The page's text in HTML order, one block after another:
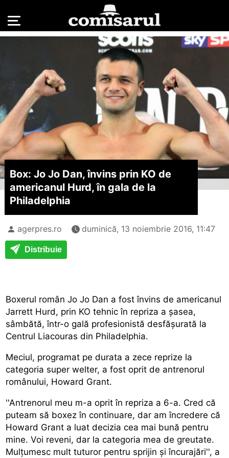
Box: Jo Jo Dan, învins prin KO de
americanul Hurd, în gala de la
Philadelphia
agerpres.ro duminică, 13 noiembrie 2016, 11:47
Distribuie
Boxerul român Jo Jo Dan a fost învins de americanul
Jarrett Hurd, prin KO tehnic în repriza a șasea,
sâmbătă, într-o gală profesionistă desfășurată la
Centrul Liacouras din Philadelphia.
Meciul, programat pe durata a zece reprize la
categoria super welter, a fost oprit de antrenorul
românului, Howard Grant.
''Antrenorul meu m-a oprit în repriza a 6-a. Cred că
puteam să boxez în continuare, dar am încredere că
Howard Grant a luat decizia cea mai bună pentru
mine. Voi reveni, dar la categoria mea de greutate.
Mulțumesc mult tuturor pentru sprijin și încurajări'', a